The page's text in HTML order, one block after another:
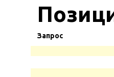
Запрос